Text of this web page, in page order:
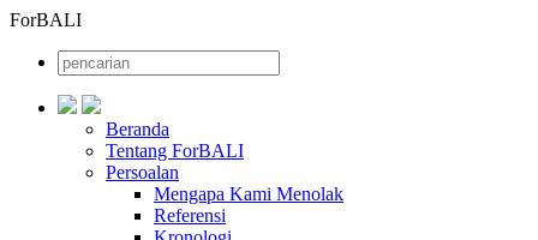
ForBALI
Beranda
Tentang ForBALI
Persoalan
Mengapa Kami Menolak
Referensi